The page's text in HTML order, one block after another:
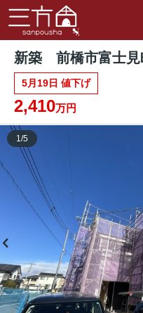
新築 前橋市富士
5月19日 値下げ
2,410万円
1/5